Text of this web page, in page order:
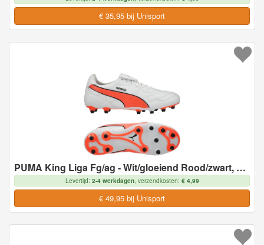
€ 35,95 bij Unisport
PUMA King Liga Fg/ag - Wit/gloeiend Rood/zwart, maat 43
Levertijd: 2-4 werkdagen, verzendkosten: € 4,99
€ 49,95 bij Unisport